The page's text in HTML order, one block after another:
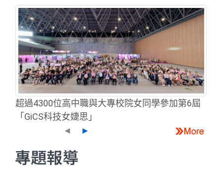
超過4300位高中職與大專校院女同學參加第6屆
「GiCS科技女婕思」
◄
►
專題報導